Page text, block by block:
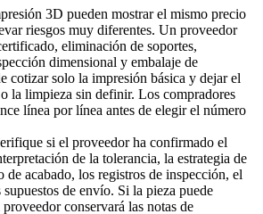
3D pueden mostrar el mismo precio
riesgos muy diferentes. Un proveedor
eliminación de soportes,
dimensional y embalaje de
cotizar solo la impresión básica y dejar el
la limpieza sin definir. Los compradores
línea por línea antes de elegir el número
si el proveedor ha confirmado el
de la tolerancia, la estrategia de
de acabado, los registros de inspección, el
de envío. Si la pieza puede
conservará las notas de